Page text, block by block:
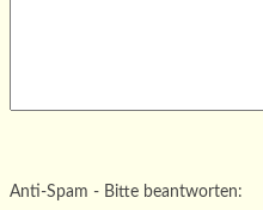
Bitte lasse dieses Feld leer.
Anti-Spam - Bitte beantworten: